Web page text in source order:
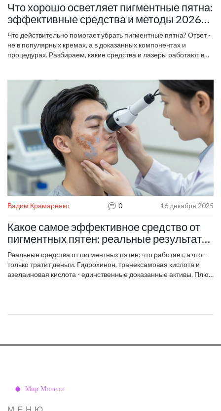
Что хорошо осветляет пигментные пятна:
эффективные средства и методы 2026
года
Что действительно помогает убрать пигментные пятна? Ответ -
не в популярных кремах, а в доказанных компонентах и
процедурах. Разбираем, какие средства и лазеры работают в
Вадим Крамаренко 0 16 декабря 2025
Какое самое эффективное средство от
пигментных пятен: реальные результаты
и что работает на самом деле
Реальные средства от пигментных пятен: что работает, а что -
только тратит деньги. Гидрохинон, транексамовая кислота и
азелаиновая кислота - единственные доказанные активы. Плюс